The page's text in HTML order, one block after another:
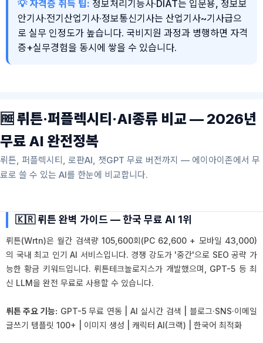
💡 자격증 취득 팁: 정보처리기능사·DIAT는 입문용, 정보보
안기사·전기산업기사·정보통신기사는 산업기사~기사급으
로 실무 인정도가 높습니다. 국비지원 과정과 병행하면 자격
증+실무경험을 동시에 쌓을 수 있습니다.
🆓 뤼튼·퍼플렉시티·AI종류 비교 — 2026년
무료 AI 완전정복
뤼튼, 퍼플렉시티, 로판AI, 챗GPT 무료 버전까지 — 에이아이존에서 무
료로 쓸 수 있는 AI를 한눈에 비교합니다.
🇰🇷 뤼튼 완벽 가이드 — 한국 무료 AI 1위
뤼튼(Wrtn)은 월간 검색량 105,600회(PC 62,600 + 모바일 43,000)
의 국내 최고 인기 AI 서비스입니다. 경쟁 강도가 '중간'으로 SEO 공략 가
능한 황금 키워드입니다. 뤼튼테크놀로지스가 개발했으며, GPT-5 등 최
신 LLM을 완전 무료로 사용할 수 있습니다.
뤼튼 주요 기능: GPT-5 무료 연동 | AI 실시간 검색 | 블로그·SNS·이메일
글쓰기 템플릿 100+ | 이미지 생성 | 캐릭터 AI(크랙) | 한국어 최적화